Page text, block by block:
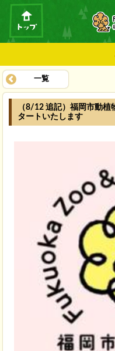
一覧
（8/12 追記）福岡市動
タートいたします